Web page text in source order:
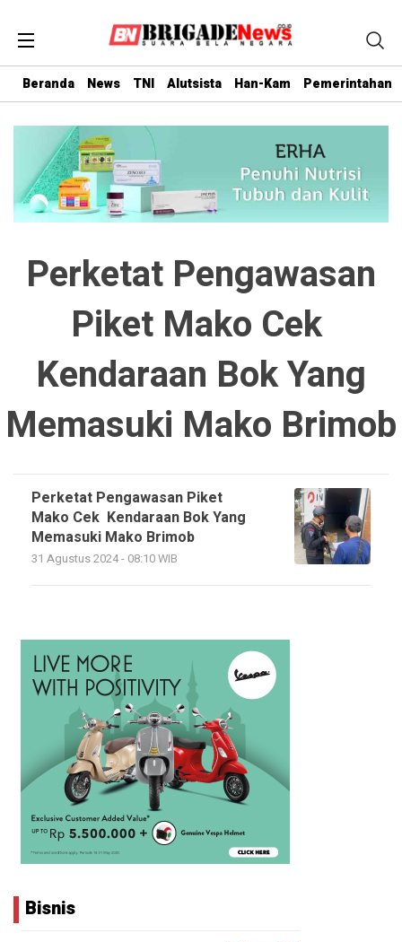
Beranda News TNI Alutsista Han-Kam Pemerintahan
Perketat Pengawasan
Piket Mako Cek
Kendaraan Bok Yang
Memasuki Mako Brimob
Perketat Pengawasan Piket
Mako Cek Kendaraan Bok Yang
Memasuki Mako Brimob
31 Agustus 2024 - 08:10 WIB
Bisnis